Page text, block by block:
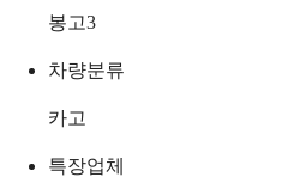
봉고3
차량분류
카고
특장업체